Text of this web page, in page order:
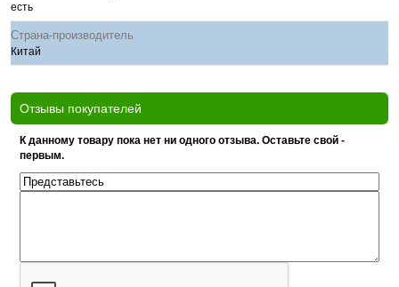
есть
Страна-производитель
Китай
Отзывы покупателей
К данному товару пока нет ни одного отзыва. Оставьте свой -
первым.